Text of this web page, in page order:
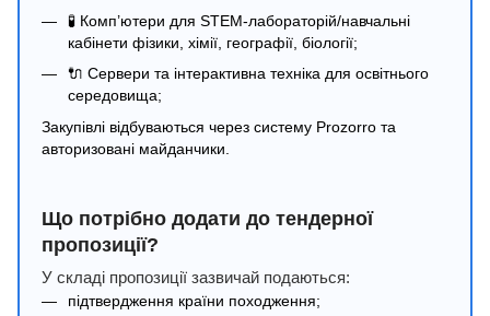
🧪 Комп’ютери для STEM-лабораторій/навчальні
кабінети фізики, хімії, географії, біології;
🔌 Сервери та інтерактивна техніка для освітнього
середовища;
Закупівлі відбуваються через систему Prozorro та
авторизовані майданчики.
Що потрібно додати до тендерної
пропозиції?
У складі пропозиції зазвичай подаються:
підтвердження країни походження;